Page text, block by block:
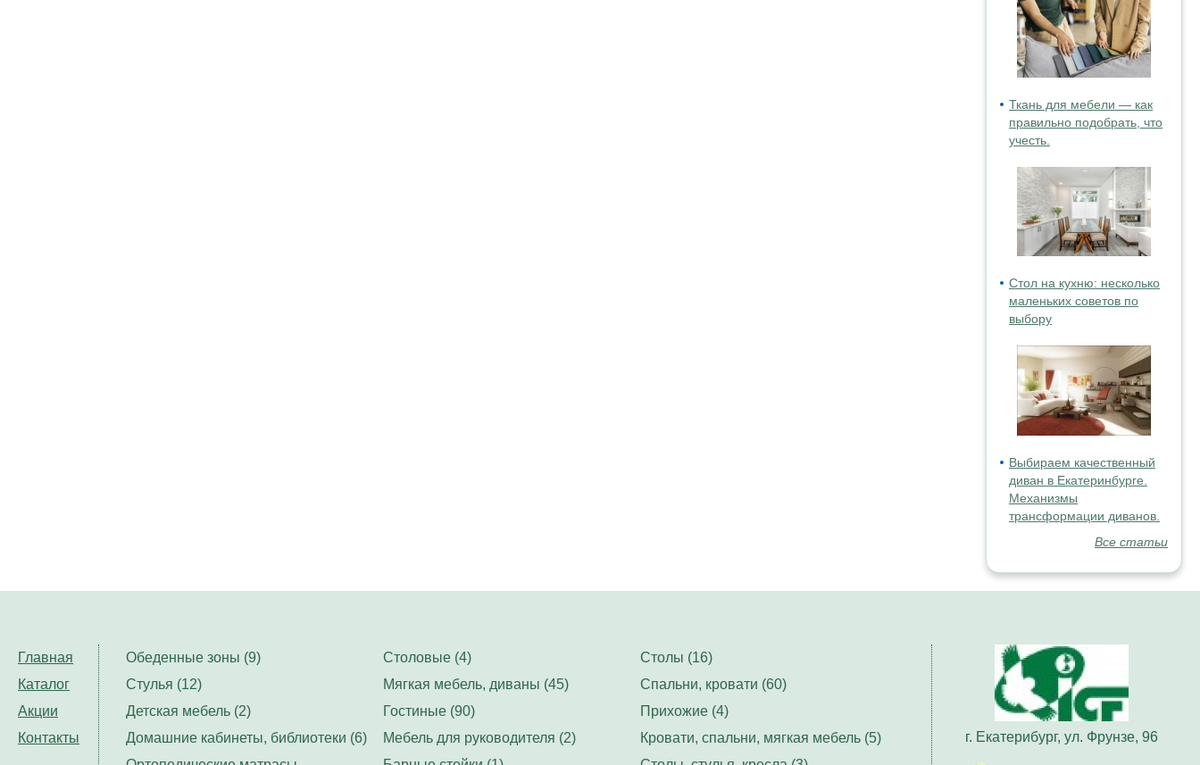
Ткань для мебели — как
правильно подобрать, что
учесть.
Стол на кухню: несколько
маленьких советов по
выбору
Выбираем качественный
диван в Екатеринбурге.
Механизмы
трансформации диванов.
Все статьи
Главная
Каталог
Акции
Контакты
г. Екатерибург, ул. Фрунзе, 96
Обеденные зоны (9) Столовые (4)
Столы (16)
Стулья (12)
Мягкая мебель, диваны (45)
Спальни, кровати (60)
Детская мебель (2)
Гостиные (90)
Прихожие (4)
Домашние кабинеты, библиотеки (6)
Мебель для руководителя (2)
Кровати, спальни, мягкая мебель (5)